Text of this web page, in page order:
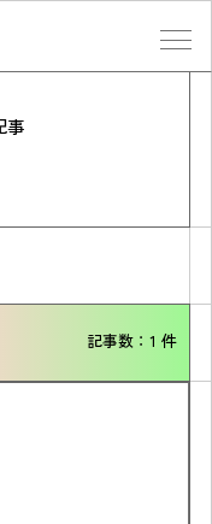
事
記事数：1 件